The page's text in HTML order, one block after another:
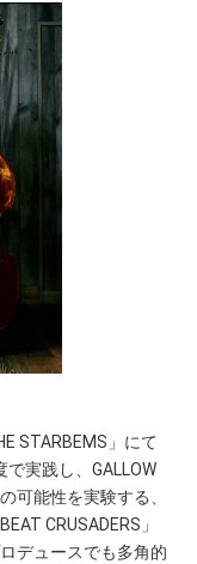
STARBEMS」にて
実践し、GALLOW
可能性を実験する、
CRUSADERS」
デュースでも多角的